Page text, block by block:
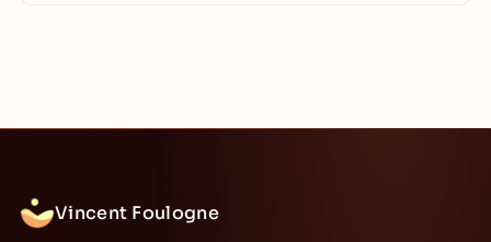
Vincent Foulogne